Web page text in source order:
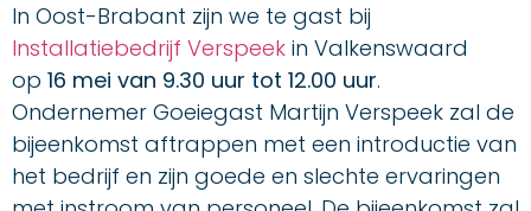
In Oost-Brabant zijn we te gast bij
Installatiebedrijf Verspeek in Valkenswaard
op 16 mei van 9.30 uur tot 12.00 uur.
Ondernemer Goeiegast Martijn Verspeek zal de
bijeenkomst aftrappen met een introductie van
het bedrijf en zijn goede en slechte ervaringen